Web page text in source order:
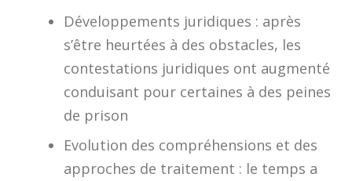
Développements juridiques : après
s’être heurtées à des obstacles, les
contestations juridiques ont augmenté
conduisant pour certaines à des peines
de prison
Evolution des compréhensions et des
approches de traitement : le temps a